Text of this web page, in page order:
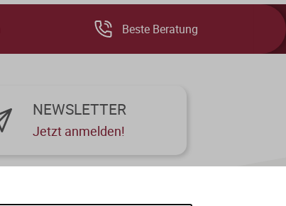
Beste Beratung
NEWSLETTER
Jetzt anmelden!